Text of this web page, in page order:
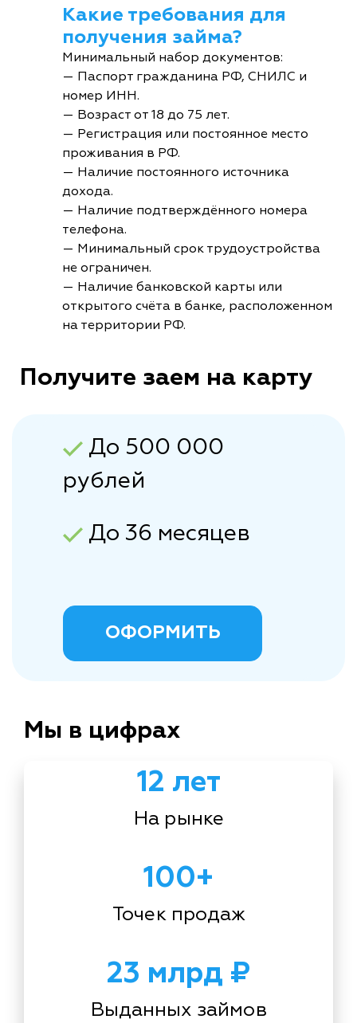
Какие требования для
получения займа?
Минимальный набор документов:
— Паспорт гражданина РФ, СНИЛС и
номер ИНН.
— Возраст от 18 до 75 лет.
— Регистрация или постоянное место
проживания в РФ.
— Наличие постоянного источника
дохода.
— Наличие подтверждённого номера
телефона.
— Минимальный срок трудоустройства
не ограничен.
— Наличие банковской карты или
открытого счёта в банке, расположенном
на территории РФ.
Получите заем на карту
До 500 000
рублей
До 36 месяцев
ОФОРМИТЬ
Мы в цифрах
12 лет
На рынке
100+
Точек продаж
23 млрд ₽
Выданных займов